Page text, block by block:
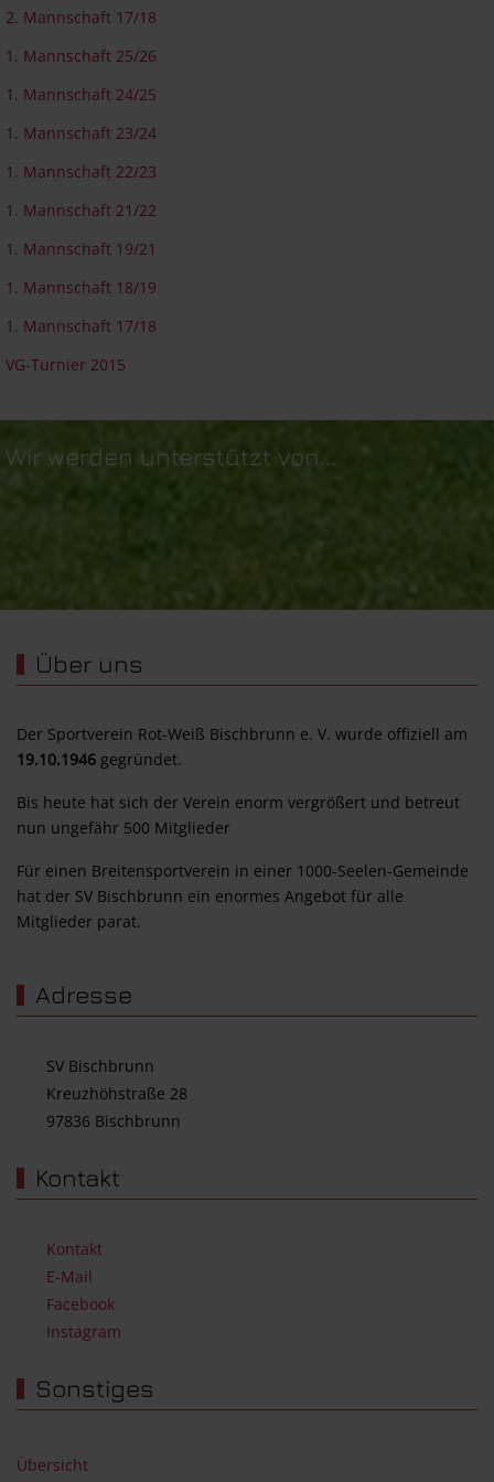
2. Mannschaft 17/18
1. Mannschaft 25/26
1. Mannschaft 24/25
1. Mannschaft 23/24
1. Mannschaft 22/23
1. Mannschaft 21/22
1. Mannschaft 19/21
1. Mannschaft 18/19
1. Mannschaft 17/18
VG-Turnier 2015
Wir werden unterstützt von...
Über uns
Der Sportverein Rot-Weiß Bischbrunn e. V. wurde offiziell am
19.10.1946 gegründet.
Bis heute hat sich der Verein enorm vergrößert und betreut
nun ungefähr 500 Mitglieder
Für einen Breitensportverein in einer 1000-Seelen-Gemeinde
hat der SV Bischbrunn ein enormes Angebot für alle
Mitglieder parat.
Adresse
SV Bischbrunn
Kreuzhöhstraße 28
97836 Bischbrunn
Kontakt
Kontakt
E-Mail
Facebook
Instagram
Sonstiges
Übersicht